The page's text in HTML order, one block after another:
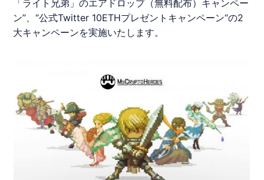
「ライト兄弟」のエアドロップ（無料配布）キャンペー
ン”、“公式Twitter 10ETHプレゼントキャンペーン“の2
⼤キャンペーンを実施いたします。